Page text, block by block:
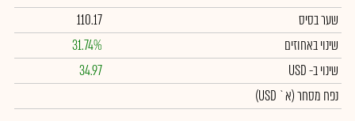
שער בסיס
110.17
שינוי באחוזים
31.74%
שינויב- USD
34.97
נפח מסחר(א` USD)